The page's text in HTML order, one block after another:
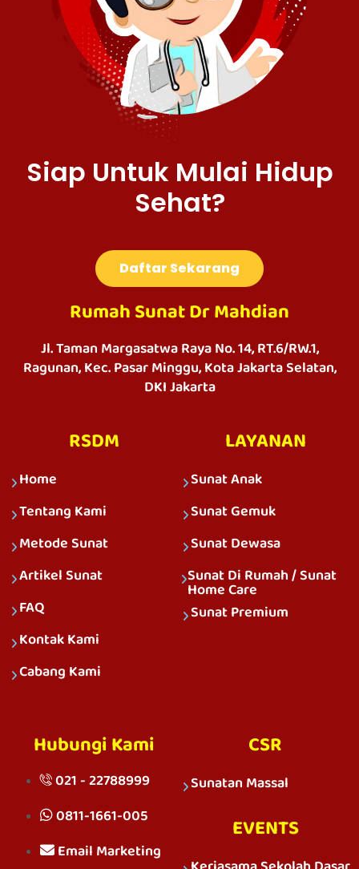
Siap Untuk Mulai Hidup
Sehat?
Daftar Sekarang
Rumah Sunat Dr Mahdian
Jl. Taman Margasatwa Raya No. 14, RT.6/RW.1,
Ragunan, Kec. Pasar Minggu, Kota Jakarta Selatan,
DKI Jakarta
RSDM
Home
Tentang Kami
Metode Sunat
Artikel Sunat
FAQ
Kontak Kami
Cabang Kami
LAYANAN
Sunat Anak
Sunat Gemuk
Sunat Dewasa
Sunat Di Rumah / Sunat
Home Care
Sunat Premium
Hubungi Kami
021 - 22788999
0811-1661-005
Email Marketing
CSR
Sunatan Massal
EVENTS